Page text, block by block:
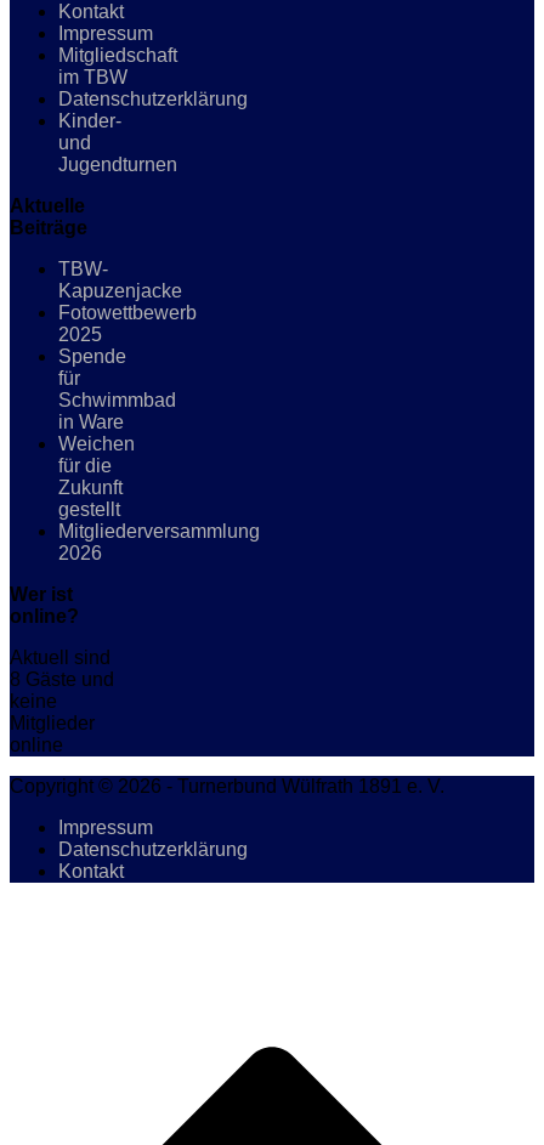
Kontakt
Impressum
Mitgliedschaft
im TBW
Datenschutzerklärung
Kinder-
und
Jugendturnen
Aktuelle
Beiträge
TBW-
Kapuzenjacke
Fotowettbewerb
2025
Spende
für
Schwimmbad
in Ware
Weichen
für die
Zukunft
gestellt
Mitgliederversammlung
2026
Wer ist
online?
Aktuell sind
8 Gäste und
keine
Mitglieder
online
Copyright © 2026 - Turnerbund Wülfrath 1891 e. V.
Impressum
Datenschutzerklärung
Kontakt